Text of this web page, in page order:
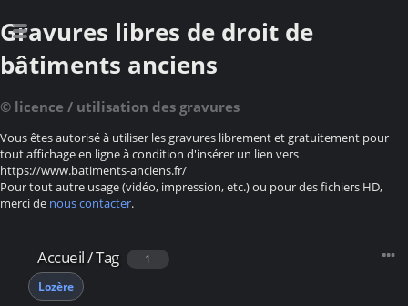
Gravures libres de droit de
bâtiments anciens
© licence / utilisation des gravures
Vous êtes autorisé à utiliser les gravures librement et gratuitement pour
tout affichage en ligne à condition d'insérer un lien vers
https://www.batiments-anciens.fr/
Pour tout autre usage (vidéo, impression, etc.) ou pour des fichiers HD,
merci de nous contacter.
Accueil/Tag
1
Lozère